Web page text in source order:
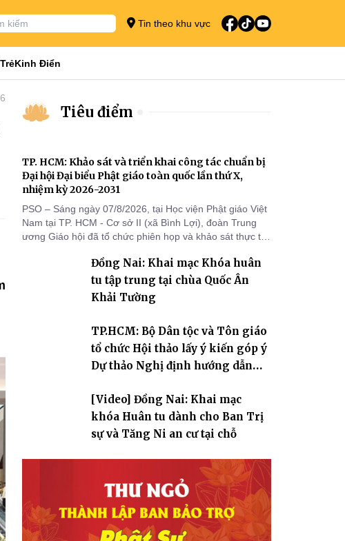
Tin theo khu vực
Kinh Điển
Tiêu điểm
TP. HCM: Khảo sát và triển khai công tác chuẩn bị
Đại hội Đại biểu Phật giáo toàn quốc lần thứ X,
nhiệm kỳ 2026-2031
PSO – Sáng ngày 07/8/2026, tại Học viện Phật giáo Việt
Nam tại TP. HCM - Cơ sở II (xã Bình Lợi), đoàn Trung
ương Giáo hội đã tổ chức phiên họp và khảo sát thực tế
giáo toàn quốc lần thứ X, nhiệm kỳ 2026-2031.
Đồng Nai: Khai mạc Khóa huân
tu tập trung tại chùa Quốc Ân
Khải Tường
TP.HCM: Bộ Dân tộc và Tôn giáo
tổ chức Hội thảo lấy ý kiến góp ý
Dự thảo Nghị định hướng dẫn
giáo
[Video] Đồng Nai: Khai mạc
khóa Huân tu dành cho Ban Trị
sự và Tăng Ni an cư tại chỗ